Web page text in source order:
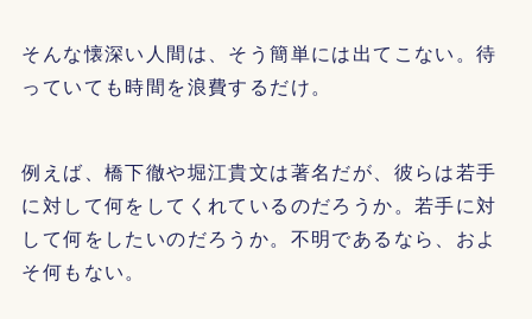
そんな懐深い人間は、そう簡単には出てこない。待
っていても時間を浪費するだけ。
例えば、橋下徹や堀江貴文は著名だが、彼らは若手
に対して何をしてくれているのだろうか。若手に対
して何をしたいのだろうか。不明であるなら、およ
そ何もない。